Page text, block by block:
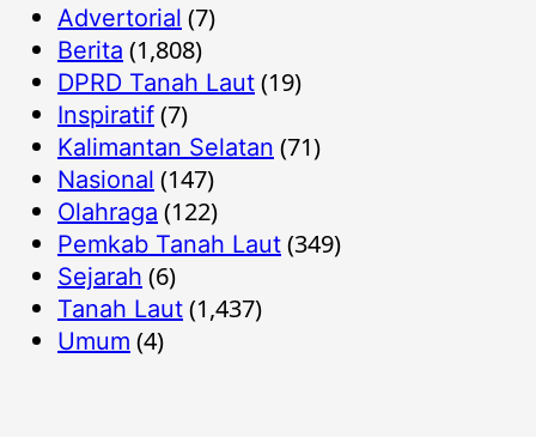
Advertorial (7)
Berita (1,808)
DPRD Tanah Laut (19)
Inspiratif (7)
Kalimantan Selatan (71)
Nasional (147)
Olahraga (122)
Pemkab Tanah Laut (349)
Sejarah (6)
Tanah Laut (1,437)
Umum (4)